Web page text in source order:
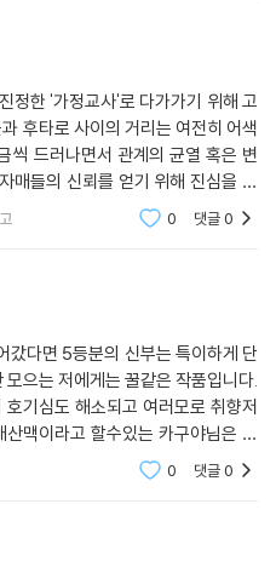
정한 '가정교사'로 다가가기 위해 고
후타로 사이의 거리는 여전히 어색
씩 드러나면서 관계의 균열 혹은 변
매들의 신뢰를 얻기 위해 진심을 다
0 댓글0
갔다면 5등분의 신부는 특이하게 단
으는 저에게는 꿀같은 작품입니다.
기심도 해소되고 여러모로 취향저
맥이라고 할수있는 카구야님은 고
는 이작품에 더 점수를 주고싶습니
0 댓글0